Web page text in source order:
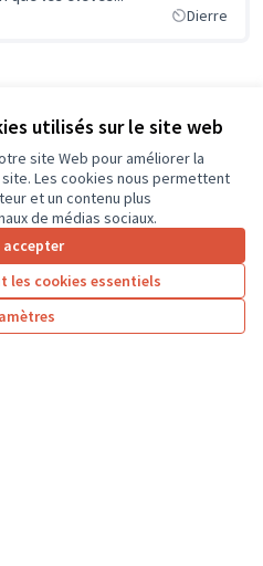
utilisés sur le site web
site Web pour améliorer la
Les cookies nous permettent
et un contenu plus
de médias sociaux.
accepter
les cookies essentiels
Dierre